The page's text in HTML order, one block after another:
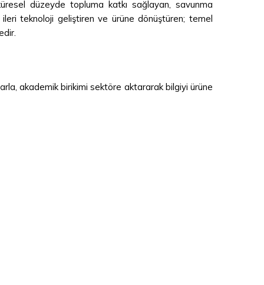
düzeyde topluma katkı sağlayan, savunma
teknoloji geliştiren ve ürüne dönüştüren; temel
akademik birikimi sektöre aktararak bilgiyi ürüne